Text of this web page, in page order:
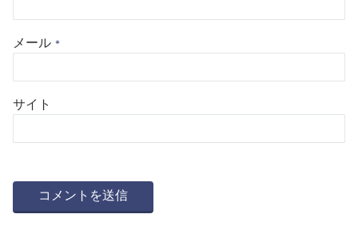
メール *
サイト